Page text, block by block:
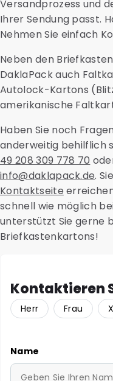
Versandprozess und
Ihrer Sendung passt.
Nehmen Sie einfach
Neben den
DaklaPack auch
Autolock-Kartons
amerikanische
Haben Sie noch
anderweitig behilflich
49 208 309 778 70
info@daklapack.de.
Kontaktseite
schnell wie möglich
unterstützt Sie gerne
Briefkastenkartons!
Kontaktieren
Herr Frau X
Name